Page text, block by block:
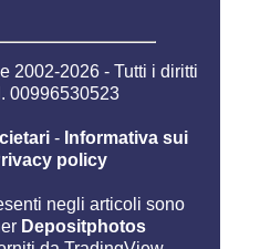
2002-2026 - Tutti i diritti
00996530523
- Informativa sui
policy
negli articoli sono
Depositphotos